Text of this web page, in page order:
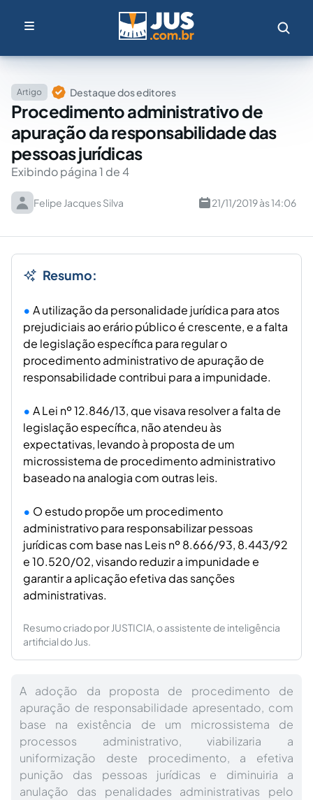
Artigo Destaque dos editores
Procedimento administrativo de
apuração da responsabilidade das
pessoas jurídicas
Exibindo página 1 de 4
Felipe Jacques Silva 21/11/2019 às 14:06
Resumo:
A utilização da personalidade jurídica para atos
prejudiciais ao erário público é crescente, e a falta
de legislação específica para regular o
procedimento administrativo de apuração de
responsabilidade contribui para a impunidade.
A Lei nº 12.846/13, que visava resolver a falta de
legislação específica, não atendeu às
expectativas, levando à proposta de um
microssistema de procedimento administrativo
baseado na analogia com outras leis.
O estudo propõe um procedimento
administrativo para responsabilizar pessoas
jurídicas com base nas Leis nº 8.666/93, 8.443/92
e 10.520/02, visando reduzir a impunidade e
garantir a aplicação efetiva das sanções
administrativas.
Resumo criado por JUSTICIA, o assistente de inteligência
artificial do Jus.
A adoção da proposta de procedimento de
apuração de responsabilidade apresentado, com
base na existência de um microssistema de
processos administrativo, viabilizaria a
uniformização deste procedimento, a efetiva
punição das pessoas jurídicas e diminuiria a
anulação das penalidades administrativas pelo